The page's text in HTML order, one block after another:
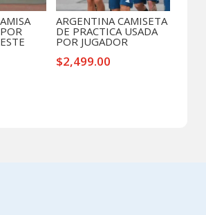
ARGENTINA CAMISETA
DE PRACTICA USADA
POR JUGADOR
$2,499.00